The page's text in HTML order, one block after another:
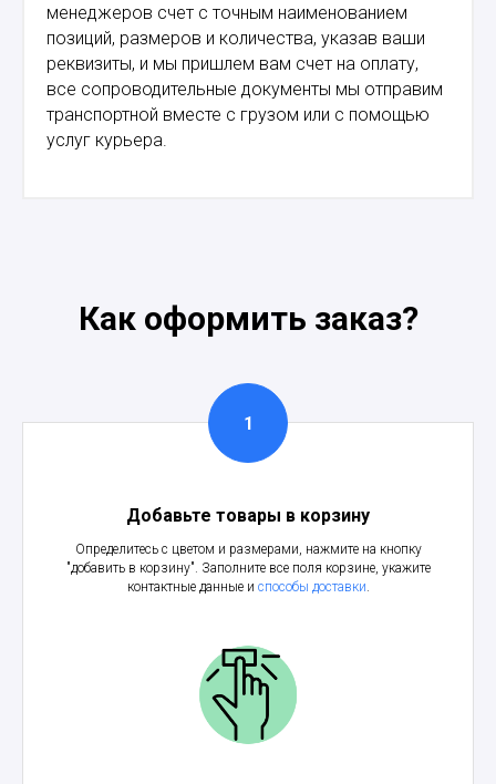
менеджеров счет с точным наименованием
позиций, размеров и количества, указав ваши
реквизиты, и мы пришлем вам счет на оплату,
все сопроводительные документы мы отправим
транспортной вместе с грузом или с помощью
услуг курьера.
Как оформить заказ?
Добавьте товары в корзину
Определитесь с цветом и размерами, нажмите на кнопку
"добавить в корзину". Заполните все поля корзине, укажите
контактные данные и способы доставки.